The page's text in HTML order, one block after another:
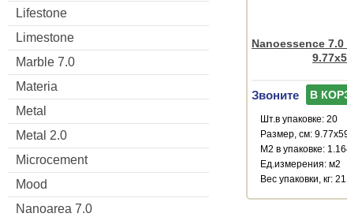
Lifestone
Limestone
Marble 7.0
Materia
Metal
Metal 2.0
Microcement
Mood
Nanoarea 7.0
Nanoessence
Звоните В
Шт.в упаковке: 20
Размер, см:
М2 в упаковке:
Ед.измерения: м2
Веc упаковки, кг: